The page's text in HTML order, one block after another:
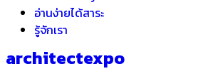
อ่านง่ายได้สาระ
รู้จักเรา
architectexpo